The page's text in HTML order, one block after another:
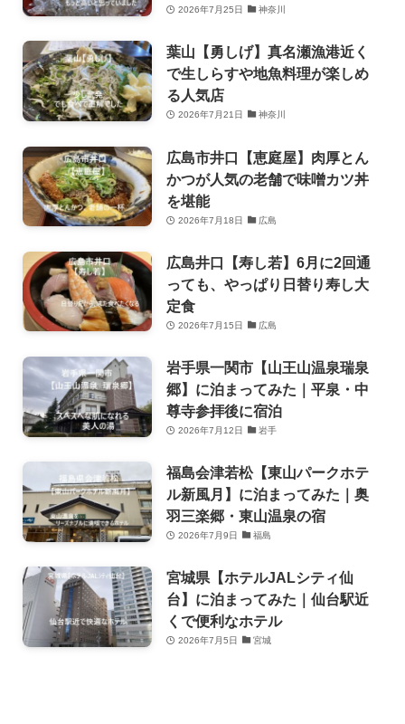
2026年7月25日 神奈川
葉山【勇しげ】真名瀬漁港近く
で生しらすや地魚料理が楽しめ
る人気店
2026年7月21日 神奈川
広島市井口【恵庭屋】肉厚とん
かつが人気の老舗で味噌カツ丼
を堪能
2026年7月18日 広島
広島井口【寿し若】6月に2回通
っても、やっぱり日替り寿し大
定食
2026年7月15日 広島
岩手県一関市【山王山温泉瑞泉
郷】に泊まってみた｜平泉・中
尊寺参拝後に宿泊
2026年7月12日 岩手
福島会津若松【東山パークホテ
ル新風月】に泊まってみた｜奥
羽三楽郷・東山温泉の宿
2026年7月9日 福島
宮城県【ホテルJALシティ仙
台】に泊まってみた｜仙台駅近
くで便利なホテル
2026年7月5日 宮城